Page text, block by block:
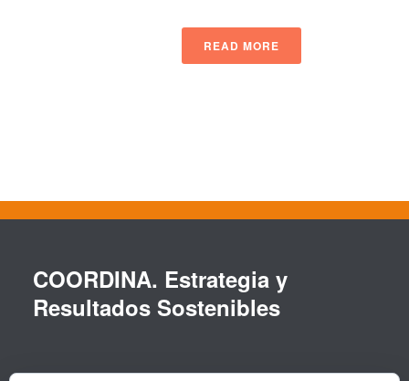
READ MORE
COORDINA. Estrategia y
Resultados Sostenibles